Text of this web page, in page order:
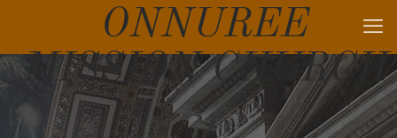
ONNUREE
MISSION CHURCH